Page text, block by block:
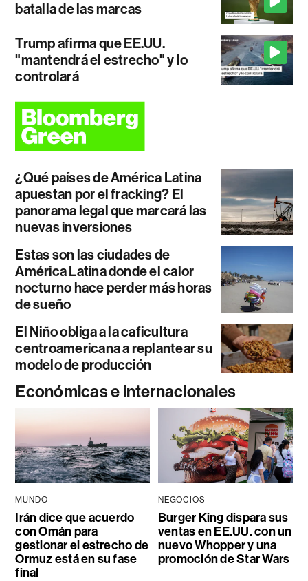
batalla de las marcas
Trump afirma que EE.UU.
"mantendrá el estrecho" y lo
controlará
¿Qué países de América Latina
apuestan por el fracking? El
panorama legal que marcará las
nuevas inversiones
Estas son las ciudades de
América Latina donde el calor
nocturno hace perder más horas
de sueño
El Niño obliga a la caficultura
centroamericana a replantear su
modelo de producción
Económicas e internacionales
MUNDO
Irán dice que acuerdo
con Omán para
gestionar el estrecho de
Ormuz está en su fase
final
NEGOCIOS
Burger King dispara sus
ventas en EE.UU. con un
nuevo Whopper y una
promoción de Star Wars